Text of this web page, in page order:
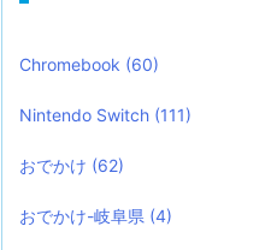
Chromebook (60)
Nintendo Switch (111)
おでかけ (62)
おでかけ-岐阜県 (4)